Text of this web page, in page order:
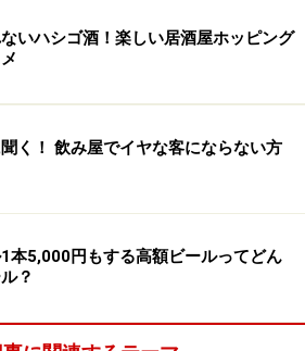
うことも理解できるのではないで
Ale（エルダーベリーノースウエ
トルとコルク
ようにコルクで栓がしてあり、底
す。賞味期限はなんと2027年でし
の次の次のオリンピックが間近に
いハシゴ酒！楽しい居酒屋ホッピング
く！ 飲み屋でイヤな客にならない方
本5,000円もする高額ビールってどん
？